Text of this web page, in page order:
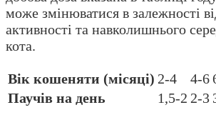
може змінюватися в залежності
активності та навколишнього
кота.
Вік кошеняти (місяці) 2-4 4-6
Паучів на день
1,5-2 2-3